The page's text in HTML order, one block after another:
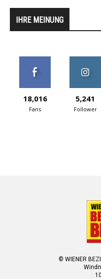
IHRE MEINUNG
18,016
Fans
5,241
Follower
© WIENER